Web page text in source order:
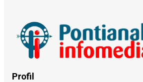
Profil